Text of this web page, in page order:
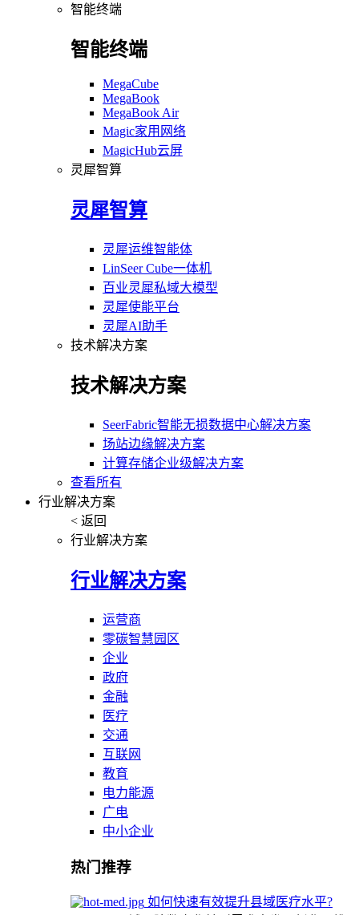
智能终端
智能终端
MegaCube
MegaBook
MegaBook Air
Magic家用网络
MagicHub云屏
灵犀智算
灵犀智算
灵犀运维智能体
LinSeer Cube一体机
百业灵犀私域大模型
灵犀使能平台
灵犀AI助手
技术解决方案
技术解决方案
SeerFabric智能无损数据中心解决方案
场站边缘解决方案
计算存储企业级解决方案
查看所有
行业解决方案
< 返回
行业解决方案
行业解决方案
运营商
零碳智慧园区
企业
政府
金融
医疗
交通
互联网
教育
电力能源
广电
中小企业
热门推荐
如何快速有效提升县域医疗水平?